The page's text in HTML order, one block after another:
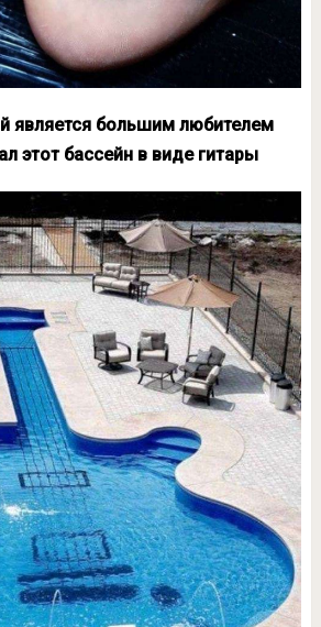
является большим любителем
этот бассейн в виде гитары